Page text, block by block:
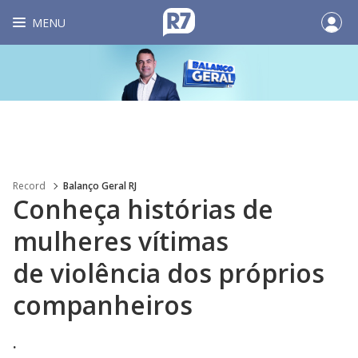
MENU
Record Balanço Geral RJ
Conheça histórias de
mulheres vítimas
de violência dos próprios
companheiros
.